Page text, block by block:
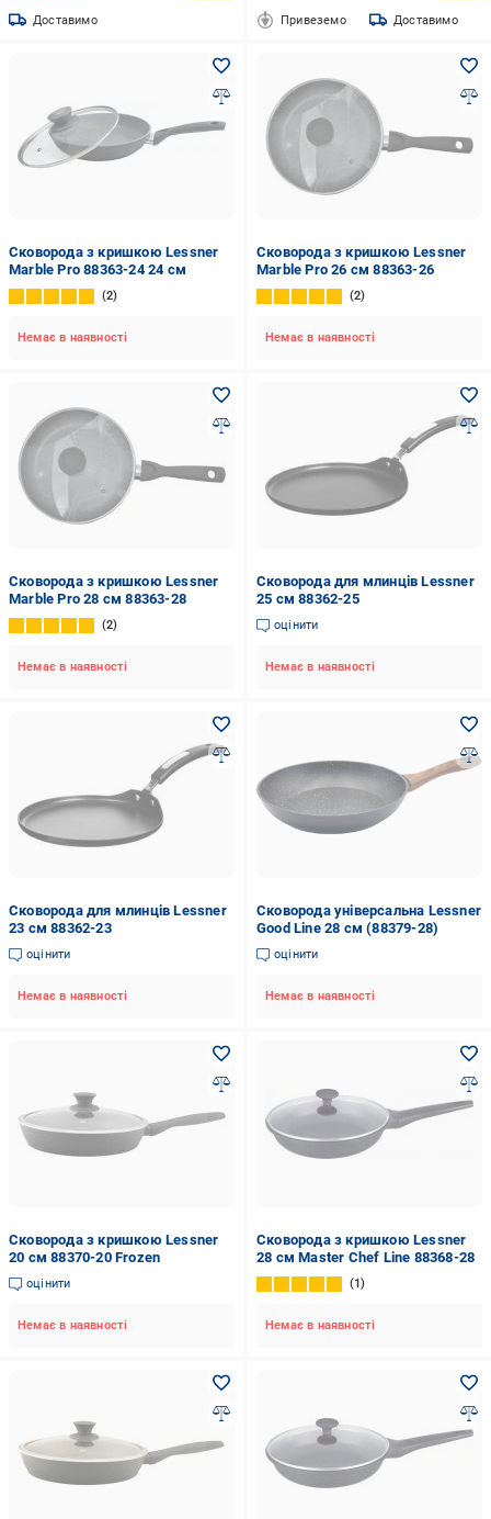
Доставимо Привеземо Доставимо
Сковорода з кришкою Lessner
Marble Pro 88363-24 24 см
2
Немає в наявності
Сковорода з кришкою Lessner
Marble Pro 26 см 88363-26
2
Немає в наявності
Сковорода з кришкою Lessner
Marble Pro 28 см 88363-28
2
Немає в наявності
Сковорода для млинців Lessner
25 см 88362-25
оцінити
Немає в наявності
Сковорода для млинців Lessner
23 см 88362-23
оцінити
Немає в наявності
Сковорода універсальна Lessner
Good Line 28 см (88379-28)
оцінити
Немає в наявності
Сковорода з кришкою Lessner
20 см 88370-20 Frozen
оцінити
Немає в наявності
Сковорода з кришкою Lessner
28 см Master Chef Line 88368-28
1
Немає в наявності